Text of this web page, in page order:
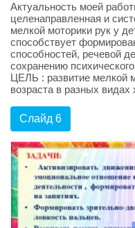
Актуальность моей
целенаправленная и
мелкой моторики рук у
способствует
способностей, речевой
сохранению
ЦЕЛЬ : развитие мелкой
возраста в разных
Слайд 6